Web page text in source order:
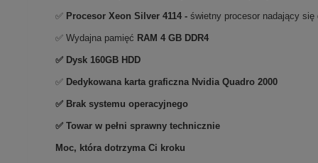
✅ Procesor Xeon Silver 4114 -świetny procesor nadający
✅ Wydajna pamięć RAM 4 GB DDR4
✅ Dysk 160GB HDD
✅ Dedykowana karta graficzna Nvidia Quadro 2000
✅ Brak systemu operacyjnego
✅ Towar w pełni sprawny technicznie
Moc, która dotrzyma Ci kroku